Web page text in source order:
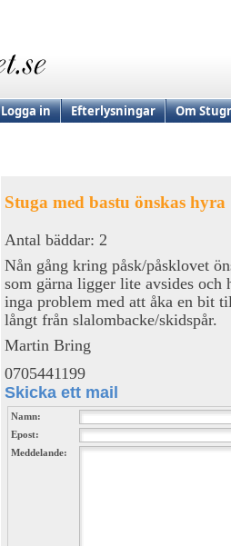
Logga in Efterlysningar Om
Stuga med bastu önskas hyra
Antal bäddar: 2
Nån gång kring påsk/påsklovet
som gärna ligger lite avsides och
inga problem med att åka en bit
långt från slalombacke/skidspår.
Martin Bring
0705441199
Skicka ett mail
Namn:
Epost:
Meddelande: